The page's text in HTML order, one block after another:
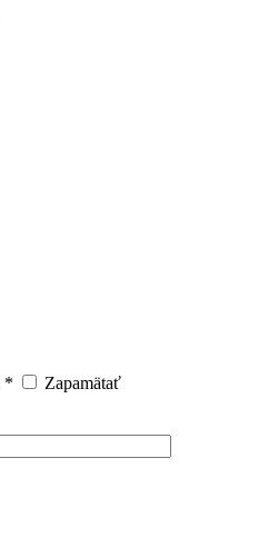
* Zapamätať